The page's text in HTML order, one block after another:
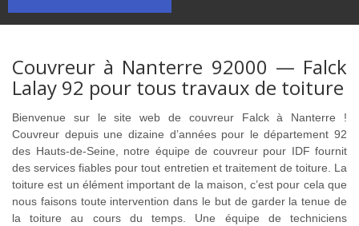
Couvreur à Nanterre 92000 — Falck
Lalay 92 pour tous travaux de toiture
Bienvenue sur le site web de couvreur Falck à Nanterre !
Couvreur depuis une dizaine d’années pour le département 92
des Hauts-de-Seine, notre équipe de couvreur pour IDF fournit
des services fiables pour tout entretien et traitement de toiture. La
toiture est un élément important de la maison, c’est pour cela que
nous faisons toute intervention dans le but de garder la tenue de
la toiture au cours du temps. Une équipe de techniciens